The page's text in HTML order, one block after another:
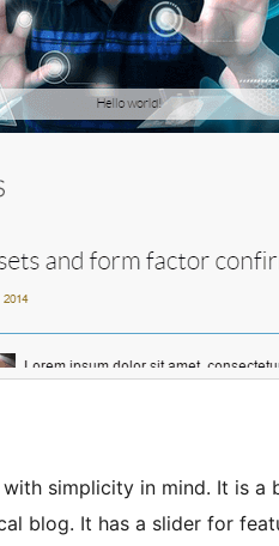
simplicity in mind. It is
blog. It has a slider for